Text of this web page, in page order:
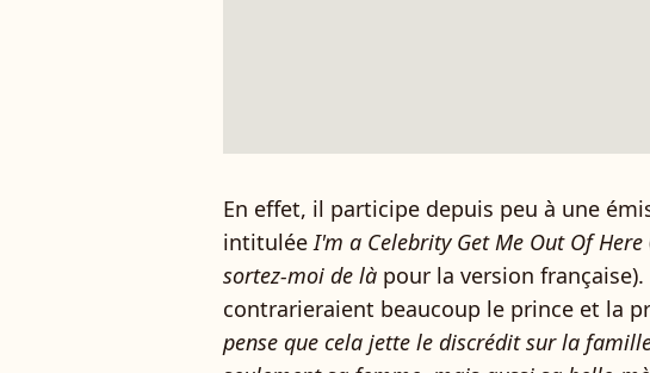
En effet, il participe depuis peu à une
intituléeI'm a Celebrity Get Me Out Of Here
sortez-moi de là pour la version française).
contrarieraient beaucoup le prince et la
pense que cela jette le discrédit sur la